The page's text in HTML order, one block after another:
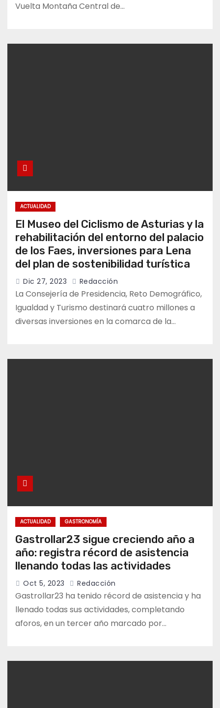
Vuelta Montaña Central de…
ACTUALIDAD
El Museo del Ciclismo de Asturias y la
rehabilitación del entorno del palacio
de los Faes, inversiones para Lena
del plan de sostenibilidad turística
Dic 27, 2023 Redacción
La Consejería de Presidencia, Reto Demográfico,
Igualdad y Turismo destinará cuatro millones a
diversas inversiones en la comarca de la…
ACTUALIDAD GASTRONOMÍA
Gastrollar23 sigue creciendo año a
año: registra récord de asistencia
llenando todas las actividades
Oct 5, 2023 Redacción
Gastrollar23 ha tenido récord de asistencia y ha
llenado todas sus actividades, completando
aforos, en un tercer año marcado por…